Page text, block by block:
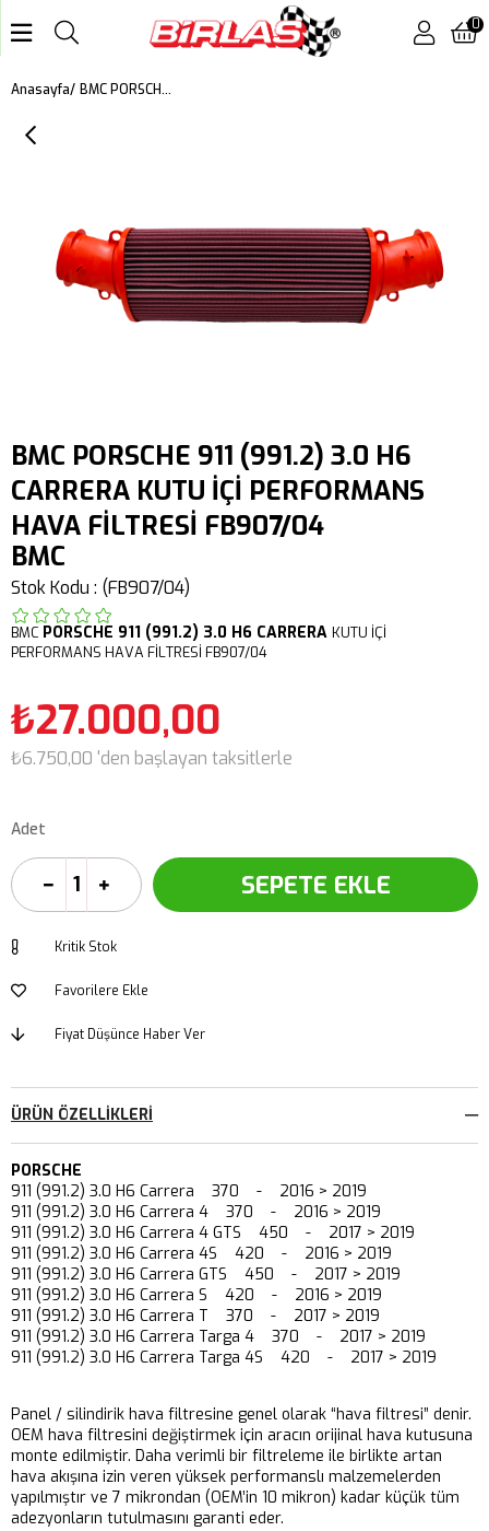
0
Anasayfa BMC PORSCHE 911 (991.2) 3.0 H6 CARRERA KUTU İÇİ PERFORMANS HAVA FİLTRESİ FB907/04
BMC PORSCHE 911 (991.2) 3.0 H6
CARRERA KUTU İÇİ PERFORMANS
HAVA FİLTRESİ FB907/04
BMC
Stok Kodu (FB907/04)
BMC PORSCHE 911 (991.2) 3.0 H6 CARRERA KUTU İÇİ
PERFORMANS HAVA FİLTRESİ FB907/04
₺27.000,00
₺6.750,00 'den başlayan taksitlerle
Adet
Kritik Stok
Favorilere Ekle
Fiyat Düşünce Haber Ver
ÜRÜN ÖZELLIKLERI
PORSCHE
911 (991.2) 3.0 H6 Carrera 370 - 2016 > 2019
911 (991.2) 3.0 H6 Carrera 4 370 - 2016 > 2019
911 (991.2) 3.0 H6 Carrera 4 GTS 450 - 2017 > 2019
911 (991.2) 3.0 H6 Carrera 4S 420 - 2016 > 2019
911 (991.2) 3.0 H6 Carrera GTS 450 - 2017 > 2019
911 (991.2) 3.0 H6 Carrera S 420 - 2016 > 2019
911 (991.2) 3.0 H6 Carrera T 370 - 2017 > 2019
911 (991.2) 3.0 H6 Carrera Targa 4 370 - 2017 > 2019
911 (991.2) 3.0 H6 Carrera Targa 4S 420 - 2017 > 2019
Panel / silindirik hava filtresine genel olarak “hava filtresi” denir.
OEM hava filtresini değiştirmek için aracın orijinal hava kutusuna
monte edilmiştir. Daha verimli bir filtreleme ile birlikte artan
hava akışına izin veren yüksek performanslı malzemelerden
yapılmıştır ve 7 mikrondan (OEM’in 10 mikron) kadar küçük tüm
adezyonların tutulmasını garanti eder.